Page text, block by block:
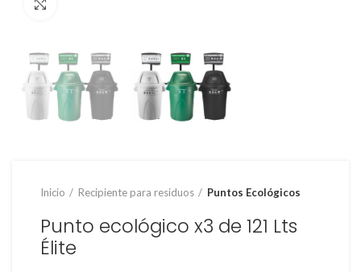
Inicio Recipiente para residuos Puntos Ecológicos
Punto ecológico x3 de 121 Lts
Élite